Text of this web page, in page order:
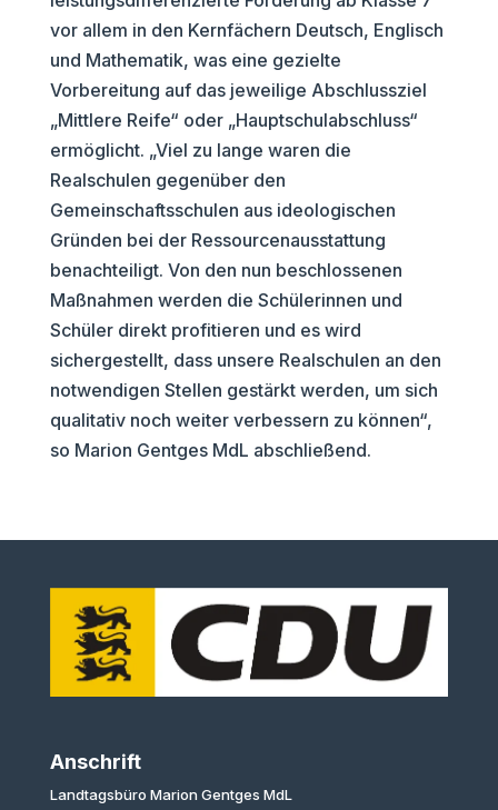
vor allem in den Kernfächern Deutsch, Englisch
und Mathematik, was eine gezielte
Vorbereitung auf das jeweilige Abschlussziel
„Mittlere Reife“ oder „Hauptschulabschluss“
ermöglicht. „Viel zu lange waren die
Realschulen gegenüber den
Gemeinschaftsschulen aus ideologischen
Gründen bei der Ressourcenausstattung
benachteiligt. Von den nun beschlossenen
Maßnahmen werden die Schülerinnen und
Schüler direkt profitieren und es wird
sichergestellt, dass unsere Realschulen an den
notwendigen Stellen gestärkt werden, um sich
qualitativ noch weiter verbessern zu können“,
so Marion Gentges MdL abschließend.
Anschrift
Landtagsbüro Marion Gentges MdL